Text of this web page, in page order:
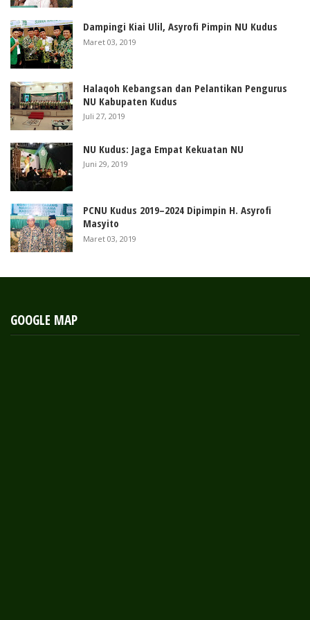
Dampingi Kiai Ulil, Asyrofi Pimpin NU Kudus
Maret 03, 2019
Halaqoh Kebangsan dan Pelantikan Pengurus
NU Kabupaten Kudus
Juli 27, 2019
NU Kudus: Jaga Empat Kekuatan NU
Juni 29, 2019
PCNU Kudus 2019–2024 Dipimpin H. Asyrofi
Masyito
Maret 03, 2019
GOOGLE MAP